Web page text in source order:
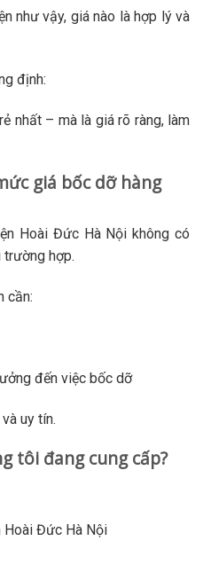
như vậy, giá nào là hợp lý và
định:
nhất – mà là giá rõ ràng, làm
giá bốc dỡ hàng
Hoài Đức Hà Nội không có
hợp.
cần:
đến việc bốc dỡ
uy tín.
tôi đang cung cấp?
Hoài Đức Hà Nội